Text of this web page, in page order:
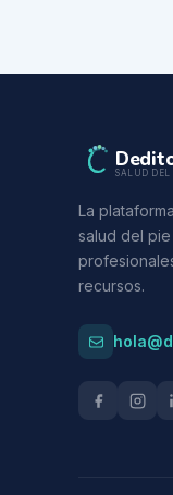
SALUD DEL
La
salud del
recursos.